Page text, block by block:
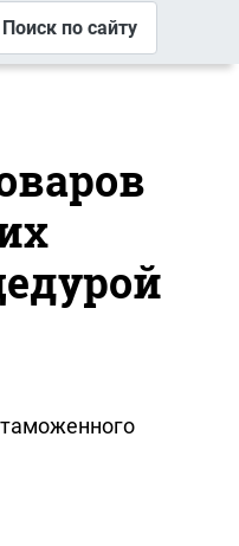
Поиск по сайту